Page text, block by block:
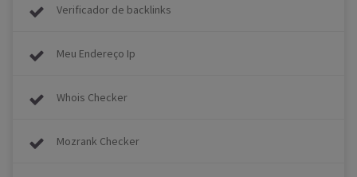
Verificador de backlinks
Meu Endereço Ip
Whois Checker
Mozrank Checker